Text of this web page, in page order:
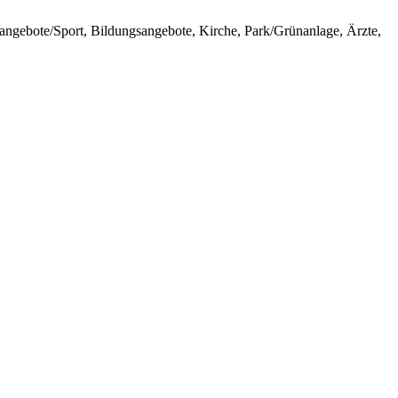
Sport, Bildungsangebote, Kirche, Park/Grünanlage, Ärzte,